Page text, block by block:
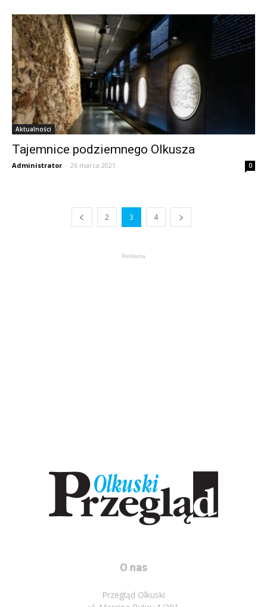
Aktualności
Tajemnice podziemnego Olkusza
Administrator - 26 marca 2021 0
2 3 4
Reklama
O nas
Przegląd Olkuski